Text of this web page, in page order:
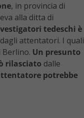
, in provincia di
alla ditta di
tedeschi è
attentatori. I quali
Un presunto
rilasciato dalle
potrebbe